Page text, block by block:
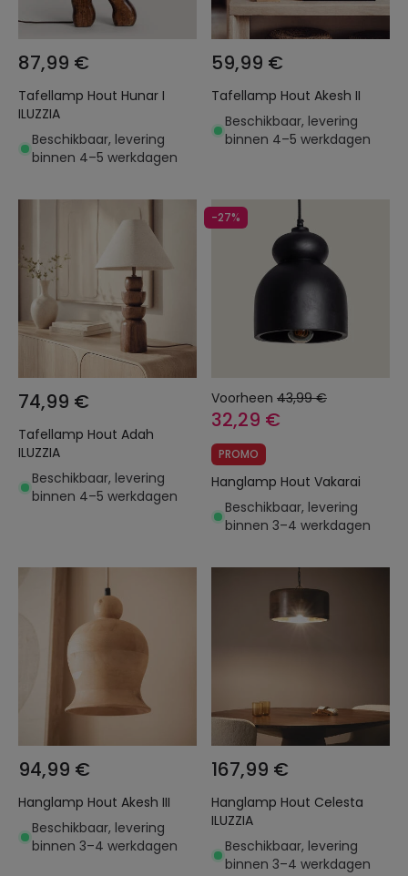
87,99 €
Tafellamp Hout Hunar I
ILUZZIA
Beschikbaar, levering
binnen 4–5 werkdagen
59,99 €
Tafellamp Hout Akesh II
Beschikbaar, levering
binnen 4–5 werkdagen
74,99 €
Tafellamp Hout Adah
ILUZZIA
Beschikbaar, levering
binnen 4–5 werkdagen
-27%
Voorheen 43,99 €
32,29 €
PROMO
Hanglamp Hout Vakarai
Beschikbaar, levering
binnen 3–4 werkdagen
94,99 €
Hanglamp Hout Akesh III
Beschikbaar, levering
binnen 3–4 werkdagen
167,99 €
Hanglamp Hout Celesta
ILUZZIA
Beschikbaar, levering
binnen 3–4 werkdagen